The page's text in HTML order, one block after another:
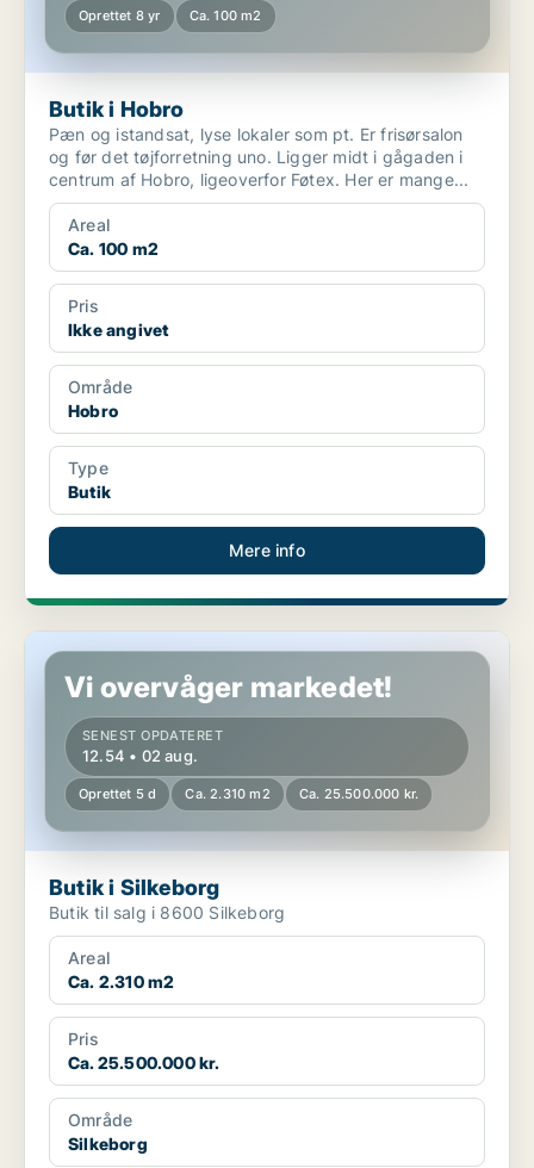
Oprettet 8 yr Ca. 100 m2
Butik i Hobro
Pæn og istandsat, lyse lokaler som pt. Er frisørsalon
og før det tøjforretning uno. Ligger midt i gågaden i
centrum af Hobro, ligeoverfor Føtex. Her er mange...
Areal
Ca. 100 m2
Pris
Ikke angivet
Område
Hobro
Type
Butik
Mere info
Butik i Silkeborg
Vi overvåger markedet!
SENEST OPDATERET
12.54 • 02 aug.
Oprettet 5 d Ca. 2.310 m2 Ca. 25.500.000 kr.
Butik i Silkeborg
Butik til salg i 8600 Silkeborg
Areal
Ca. 2.310 m2
Pris
Ca. 25.500.000 kr.
Område
Silkeborg